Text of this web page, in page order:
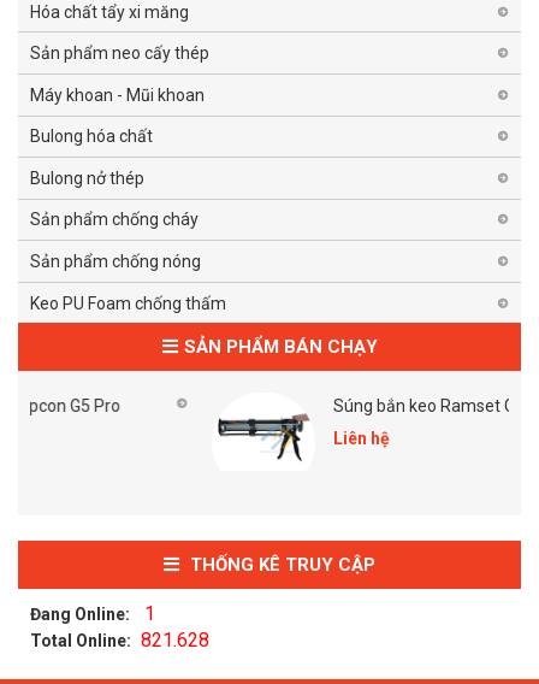
Hóa chất tẩy xi măng
Sản phẩm neo cấy thép
Máy khoan - Mũi khoan
Bulong hóa chất
Bulong nở thép
Sản phẩm chống cháy
Sản phẩm chống nóng
Keo PU Foam chống thấm
SẢN PHẨM BÁN CHẠY
Súng bắn keo Ramset G5 Pro
Liên hệ
THỐNG KÊ TRUY CẬP
Đang Online: 1
Total Online: 821.628